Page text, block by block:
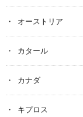
オーストリア
カタール
カナダ
キプロス